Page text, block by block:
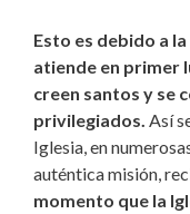
Esto es debido a
atiende en primer
creen santos y se
privilegiados. Así
Iglesia, en
auténtica misión,
momento que la